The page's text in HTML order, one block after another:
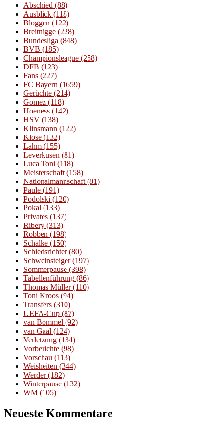
Abschied (88)
Ausblick (118)
Bloggen (122)
Breitnigge (228)
Bundesliga (848)
BVB (185)
Championsleague (258)
DFB (123)
Fans (227)
FC Bayern (1659)
Gerüchte (214)
Gomez (118)
Hoeness (142)
HSV (138)
Klinsmann (122)
Klose (132)
Lahm (155)
Leverkusen (81)
Luca Toni (118)
Meisterschaft (158)
Nationalmannschaft (81)
Paule (191)
Podolski (120)
Pokal (133)
Privates (137)
Ribery (313)
Robben (198)
Schalke (150)
Schiedsrichter(80)
Schweinsteiger(197)
Sommerpause (398)
Tabellenführung (86)
Thomas Müller(110)
Toni Kroos (94)
Transfers (310)
UEFA-Cup (87)
van Bommel (92)
van Gaal (124)
Verletzung (134)
Vorberichte (98)
Vorschau (113)
Weisheiten (344)
Werder(182)
Winterpause (132)
WM (105)
Neueste Kommentare